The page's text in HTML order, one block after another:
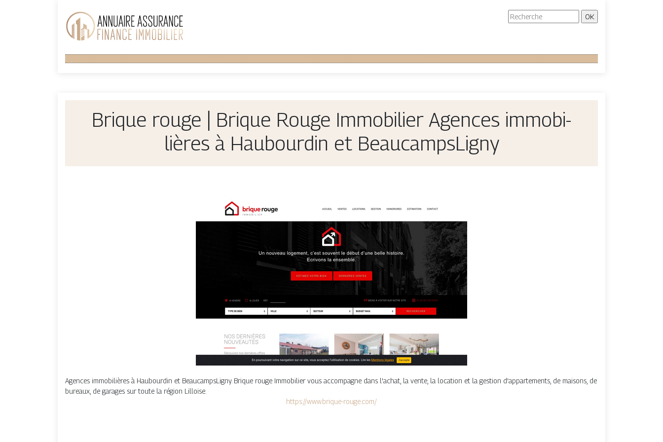
Brique rouge | Brique Rouge Immobilier Agences im­mobi­
lières à Haubourdin et BeaucampsLigny
Agences immobilières à Haubourdin et BeaucampsLigny. Brique rouge Immobilier vous accompagne dans l'achat, la vente, la location et la gestion d'appartements, de maisons, de
bureaux, de garages sur toute la région Lilloise.
https://www.brique-rouge.com/